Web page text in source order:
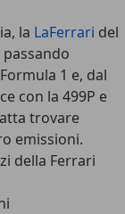
la LaFerrari del
passando
1 e, dal
con la 499P e
trovare
emissioni.
della Ferrari